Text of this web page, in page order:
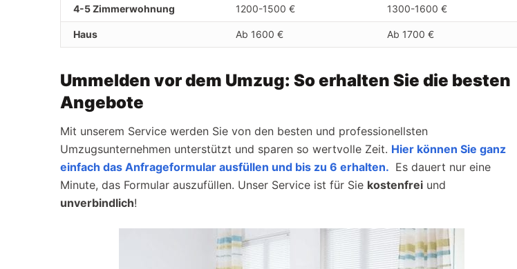
4-5 Zimmerwohnung 1200-1500 € 1300-1600 €
Haus Ab 1600 € Ab 1700 €
Ummelden vor dem Umzug: So erhalten Sie die besten
Angebote
Mit unserem Service werden Sie von den besten und professionellsten
Umzugsunternehmen unterstützt und sparen so wertvolle Zeit. Hier können Sie ganz
einfach das Anfrageformular ausfüllen und bis zu 6 erhalten. Es dauert nur eine
Minute, das Formular auszufüllen. Unser Service ist für Sie kostenfrei und
unverbindlich!